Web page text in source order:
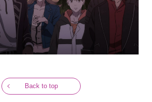
Back to top